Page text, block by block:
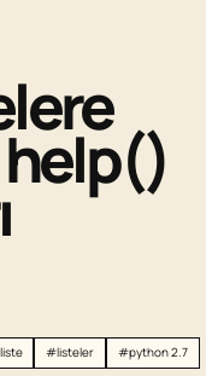
#listeler #python 2.7